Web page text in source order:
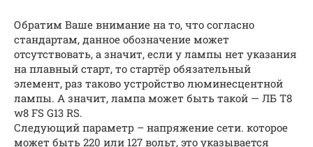
Обратим Ваше внимание на то, что согласно
стандартам, данное обозначение может
отсутствовать, а значит, если у лампы нет указания
на плавный старт, то стартёр обязательный
элемент, раз таково устройство люминесцентной
лампы. А значит, лампа может быть такой — ЛБ Т8
w8 FS G13 RS.
Следующий параметр – напряжение сети. которое
может быть 220 или 127 вольт, это указывается